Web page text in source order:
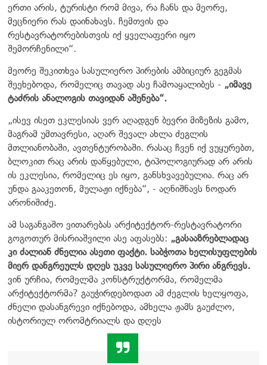
ერთი არის, ტურისტი რომ მივა, რა ჩანს და მეორე,
მეცნიერი რას დაინახავს. ჩემთვის და
რესტავრატორებისთვის იქ ყველაფერი იყო
შემორჩენილი“.
მეორე შეკითხვა სასულიერო პირების ამბიციურ გეგმას
შეეხებოდა, რომელიც თავად ასე ჩამოაყალიბეს - „იმავე
ტაძრის ანალოგის თავიდან აშენება“.
„ისევ ისეთ ეკლესიას ვერ აღადგენ ბევრი მიზეზის გამო,
მაგრამ უმთავრესი, აღარ შევალ ახლა ძეგლის
მთლიანობაში, ავთენტურობაში. რასაც ჩვენ იქ ვუყურებთ,
ბლოკით რაც არის დაწყებული, ტიპოლოგიურად არ არის
ის ეკლესია, რომელიც ეს იყო, განსხვავებულია. რაც არ
უნდა გააკეთონ, მულაჟი იქნება“, - აღნიშნავს ნოდარ
არონიშიძე.
ამ საგანგაშო ვითარებას არქიტექტორ-რესტავრატორი
გოგოთურ მისრიაშვილი ასე აფასებს: „გასააზრებლადაც
კი ძალიან ძნელია ასეთი ფაქტი. საბჭოთა ხელისუფლების
მიერ დანგრეულს დღეს უკვე სასულიერო პირი ანგრევს.
ვინ ურჩია, რომელმა კონსტრუქტორმა, რომელმა
არქიტექტორმა? გაუჭირდებოდათ ამ ძეგლის ხელყოფა,
ძნელი დასანგრევი იქნებოდა, ამხელა ჟამს გაუძლო,
ისტორიულ ორომტრიალს და დღეს